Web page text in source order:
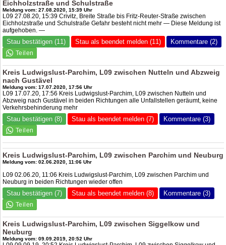
Eichholzstraße und Schulstraße
Meldung vom: 27.08.2020, 15:39 Uhr
L09 27.08.20, 15:39 Crivitz, Breite Straße bis Fritz-Reuter-Straße zwischen
Eichholzstraße und Schulstraße Gefahr besteht nicht mehr — Diese Meldung ist
aufgehoben. —
Stau bestätigen (11) Stau als beendet melden (11) Kommentare (2)
Kreis Ludwigslust-Parchim, L09 zwischen Nutteln und Abzweig
nach Gustävel
Meldung vom: 17.07.2020, 17:56 Uhr
L09 17.07.20, 17:56 Kreis Ludwigslust-Parchim, L09 zwischen Nutteln und
Abzweig nach Gustävel in beiden Richtungen alle Unfallstellen geräumt, keine
Verkehrsbehinderung mehr
Stau bestätigen (8) Stau als beendet melden (7) Kommentare (3)
Kreis Ludwigslust-Parchim, L09 zwischen Parchim und Neuburg
Meldung vom: 02.06.2020, 11:06 Uhr
L09 02.06.20, 11:06 Kreis Ludwigslust-Parchim, L09 zwischen Parchim und
Neuburg in beiden Richtungen wieder offen
Stau bestätigen (7) Stau als beendet melden (8) Kommentare (3)
Kreis Ludwigslust-Parchim, L09 zwischen Siggelkow und
Neuburg
Meldung vom: 09.09.2019, 20:52 Uhr